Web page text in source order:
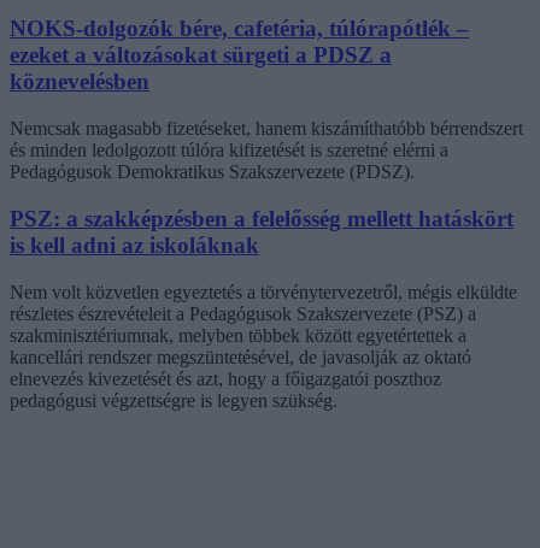
NOKS-dolgozók bére, cafetéria, túlórapótlék –
ezeket a változásokat sürgeti a PDSZ a
köznevelésben
Nemcsak magasabb fizetéseket, hanem kiszámíthatóbb bérrendszert
és minden ledolgozott túlóra kifizetését is szeretné elérni a
Pedagógusok Demokratikus Szakszervezete (PDSZ).
PSZ: a szakképzésben a felelősség mellett hatáskört
is kell adni az iskoláknak
Nem volt közvetlen egyeztetés a törvénytervezetről, mégis elküldte
részletes észrevételeit a Pedagógusok Szakszervezete (PSZ) a
szakminisztériumnak, melyben többek között egyetértettek a
kancellári rendszer megszüntetésével, de javasolják az oktató
elnevezés kivezetését és azt, hogy a főigazgatói poszthoz
pedagógusi végzettségre is legyen szükség.